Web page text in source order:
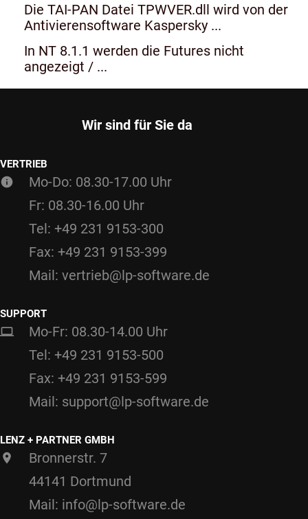
Die TAI-PAN Datei TPWVER.dll wird von der
Antivierensoftware Kaspersky ...
In NT 8.1.1 werden die Futures nicht
angezeigt / ...
Wir sind für Sie da
VERTRIEB
Mo-Do: 08.30-17.00 Uhr
Fr: 08.30-16.00 Uhr
Tel: +49 231 9153-300
Fax: +49 231 9153-399
Mail: vertrieb@lp-software.de
SUPPORT
Mo-Fr: 08.30-14.00 Uhr
Tel: +49 231 9153-500
Fax: +49 231 9153-599
Mail: support@lp-software.de
LENZ + PARTNER GMBH
Bronnerstr. 7
44141 Dortmund
Mail: info@lp-software.de